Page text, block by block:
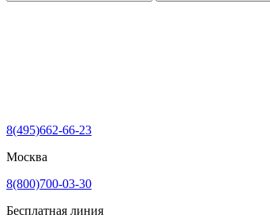
8(495)662-66-23
Москва
8(800)700-03-30
Бесплатная линия